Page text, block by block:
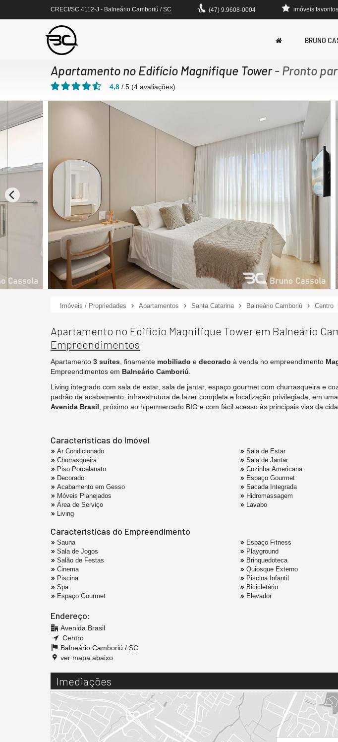
CRECI/SC 4112-J - Balneário Camboriú /SC (47) 9.9608-0004 imóveis favoritos
BRUNO
Apartamento no Edifício Magnifique Tower- Pronto
4,8 / 5 (4 avaliações)
Imóveis / Propriedades Apartamentos Santa Catarina Balneário Camboriú Centro
Apartamento no Edifício Magnifique Tower em Balneário
Empreendimentos
Apartamento 3 suítes, finamente mobiliado e decorado à venda no empreendimento
Empreendimentos em Balneário Camboriú.
Living integrado com sala de estar, sala de jantar, espaço gourmet com churrasqueira e
padrão de acabamento, infraestrutura de lazer completa e localização privilegiada, em
Avenida Brasil , próximo ao hipermercado BIG e com fácil acesso às principais vias da
Características do Imóvel
Ar Condicionado
Churrasqueira
Piso Porcelanato
Decorado
Acabamento em Gesso
Móveis Planejados
Área de Serviço
Living
Sala de Estar
Sala de Jantar
Cozinha Americana
Espaço Gourmet
Sacada Integrada
Hidromassagem
Lavabo
Características do Empreendimento
Sauna
Sala de Jogos
Salão de Festas
Cinema
Piscina
Spa
Espaço Gourmet
Espaço Fitness
Playground
Brinquedoteca
Quiosque Externo
Piscina Infantil
Bicicletário
Elevador
Endereço:
Avenida Brasil
Centro
Balneário Camboriú / SC
ver mapa abaixo
Imediações